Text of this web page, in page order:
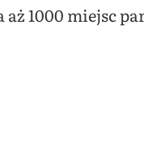
aż 1000 miejsc